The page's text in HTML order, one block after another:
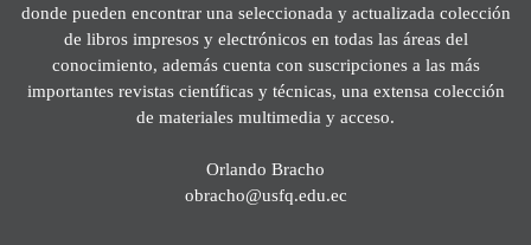
donde pueden encontrar una seleccionada y actualizada colección
de libros impresos y electrónicos en todas las áreas del
conocimiento, además cuenta con suscripciones a las más
importantes revistas científicas y técnicas, una extensa colección
de materiales multimedia y acceso.
Orlando Bracho
obracho@usfq.edu.ec